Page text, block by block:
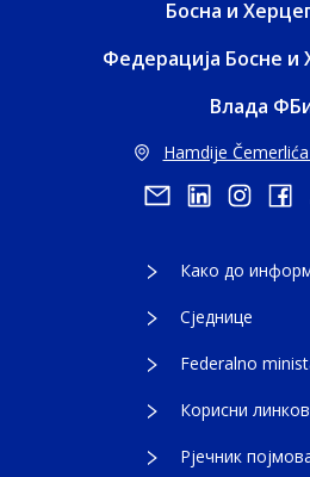
Босна и
Федерација Босне и
Влада
Hamdije
Како до
Сједнице
Federalno
Корисни
Рјечник